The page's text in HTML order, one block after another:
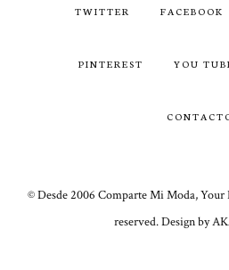
TWITTER FACEBOOK
PINTEREST YOU
© Desde 2006 Comparte Mi Moda,
reserved. Design by